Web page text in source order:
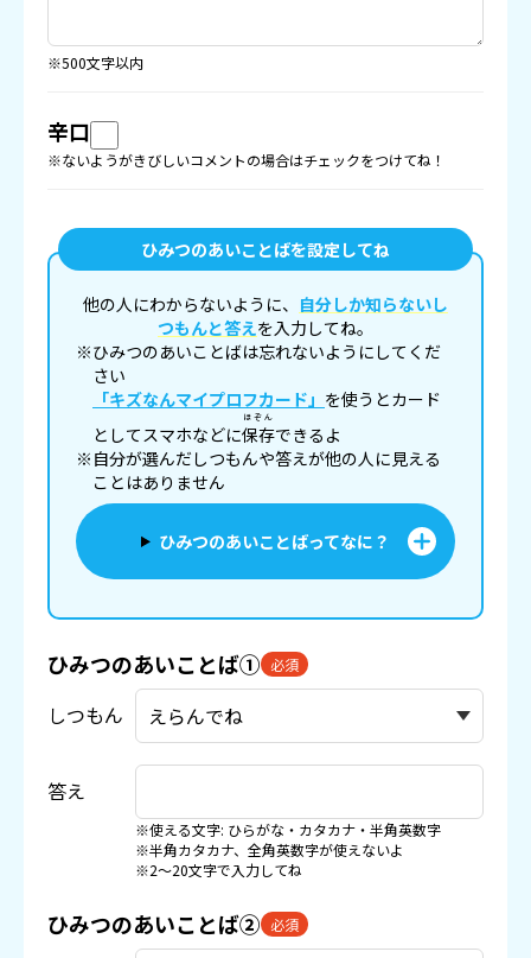
※500文字以内
辛口
※ないようがきびしいコメントの場合はチェックをつけてね！
ひみつのあいことばを設定してね
他の人にわからないように、 自分しか知らないし
つもんと答えを入力してね。
※ひみつのあいことばは忘れないようにしてくだ
さい
「キズなんマイプロフカード」 を使うとカード
としてスマホなどに保存
ほぞん
できるよ
※自分が選んだしつもんや答えが他の人に見える
ことはありません
ひみつのあいことばってなに？
ひみつのあいことば① 必須
しつもん
答え
※使える文字: ひらがな・カタカナ・半角英数字
※半角カタカナ、全角英数字が使えないよ
※2〜20文字で入力してね
ひみつのあいことば② 必須